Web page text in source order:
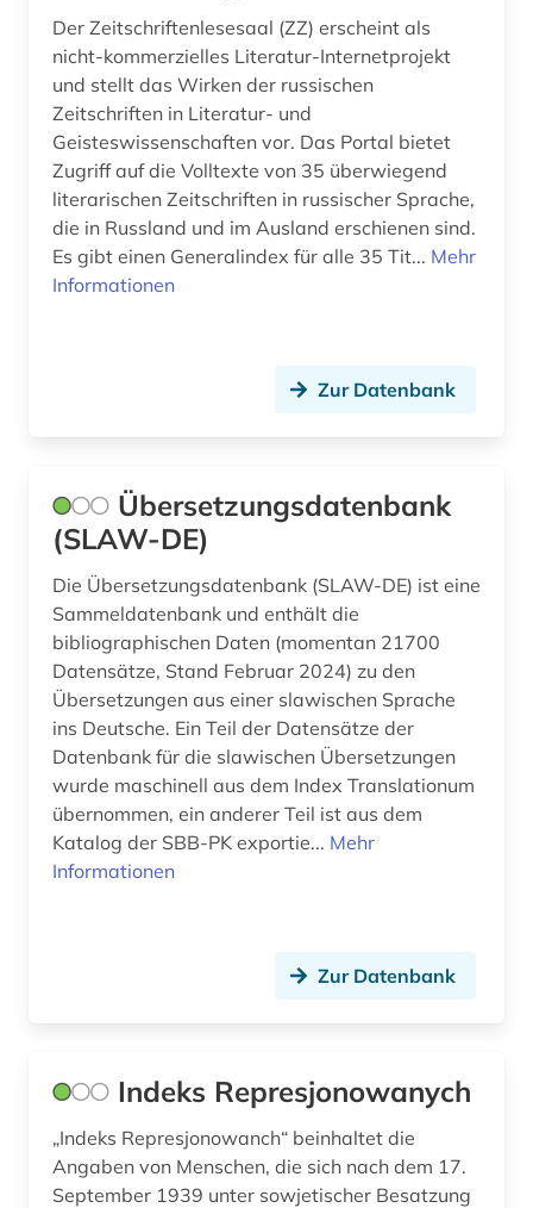
politik (16)
politikwissenschaft (2)
politisch verfolgter (2)
politische geografie (1)
politischer protest (1)
polnisch (1)
pravda (zeitung) (1)
prokopovic (1)
präsident (4)
präsidentenwahl (7)
puskin (1)
putin, vladimir vladimirovič | politiker;
putsch (1)
reaktorunfall (1)
recht (2)
rehabilitation (1)
Der Zeitschriftenlesesaal (ZZ) erscheint als
nicht-kommerzielles Literatur-Internetprojekt
und stellt das Wirken der russischen
Zeitschriften in Literatur- und
Geisteswissenschaften vor. Das Portal bietet
Zugriff auf die Volltexte von 35 überwiegend
literarischen Zeitschriften in russischer Sprache,
die in Russland und im Ausland erschienen sind.
Es gibt einen Generalindex für alle 35 Tit... Mehr
Informationen
Zur Datenbank
Übersetzungsdatenbank
(SLAW-DE)
Die Übersetzungsdatenbank (SLAW-DE) ist eine
Sammeldatenbank und enthält die
bibliographischen Daten (momentan 21700
Datensätze, Stand Februar 2024) zu den
Übersetzungen aus einer slawischen Sprache
ins Deutsche. Ein Teil der Datensätze der
Datenbank für die slawischen Übersetzungen
wurde maschinell aus dem Index Translationum
übernommen, ein anderer Teil ist aus dem
Katalog der SBB-PK exportie... Mehr
Informationen
Zur Datenbank
Indeks Represjonowanych
„Indeks Represjonowanch“ beinhaltet die
Angaben von Menschen, die sich nach dem 17.
September 1939 unter sowjetischer Besatzung